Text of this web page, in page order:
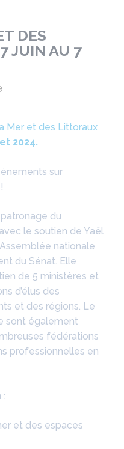
DES
JUIN AU 7
Mer et des Littoraux
2024.
sur
du
le soutien de Yaël
nationale
du Sénat. Elle
de 5 ministères et
d’élus des
et des régions. Le
sont également
fédérations
professionnelles en
:
et des espaces